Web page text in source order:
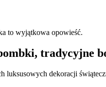
to wyjątkowa opowieść.
tradycyjne
dekoracji